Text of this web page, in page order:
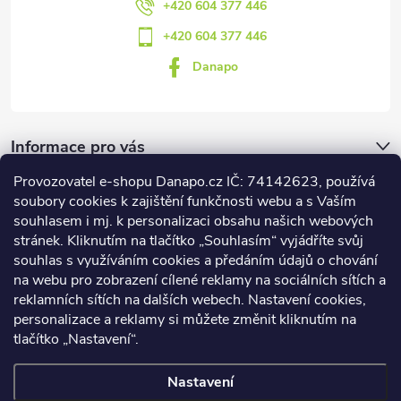
Provozovatel e-shopu Danapo.cz IČ: 74142623, používá
soubory cookies k zajištění funkčnosti webu a s Vaším
souhlasem i mj. k personalizaci obsahu našich webových
stránek. Kliknutím na tlačítko „Souhlasím“ vyjádříte svůj
souhlas s využíváním cookies a předáním údajů o chování
na webu pro zobrazení cílené reklamy na sociálních sítích a
reklamních sítích na dalších webech. Nastavení cookies,
personalizace a reklamy si můžete změnit kliknutím na
tlačítko „Nastavení“.
Nastavení
+420 604 377 446
+420 604 377 446
Danapo
Informace pro vás
Dotazník
Co upřednosťnujete?
Počet hlasů:437
Facebook